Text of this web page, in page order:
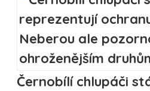
Černobílí chlupáči